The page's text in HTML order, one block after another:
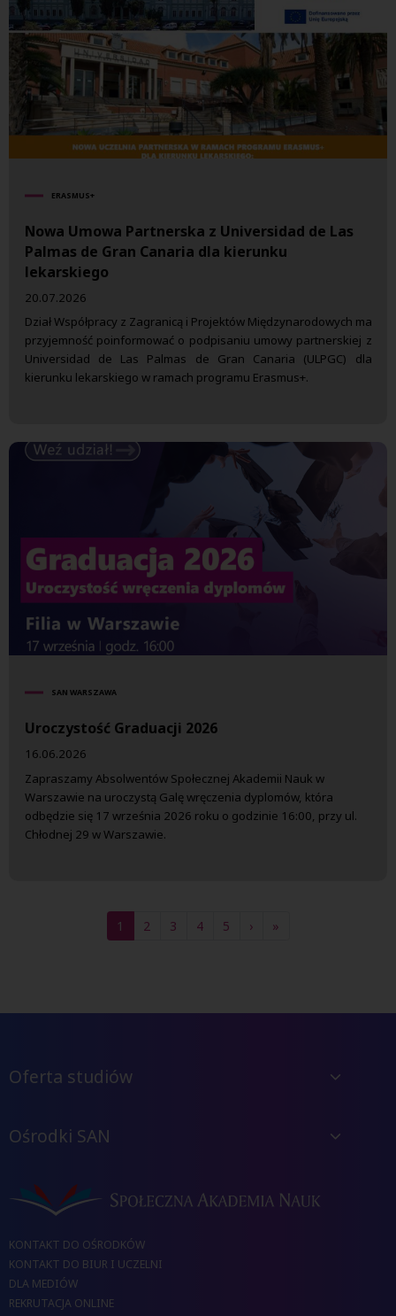
ERASMUS+
Nowa Umowa Partnerska z Universidad de Las
Palmas de Gran Canaria dla kierunku
lekarskiego
20.07.2026
Dział Współpracy z Zagranicą i Projektów Międzynarodowych ma
przyjemność poinformować o podpisaniu umowy partnerskiej z
Universidad de Las Palmas de Gran Canaria (ULPGC) dla
kierunku lekarskiego w ramach programu Erasmus+.
SAN WARSZAWA
Uroczystość Graduacji 2026
16.06.2026
Zapraszamy Absolwentów Społecznej Akademii Nauk w
Warszawie na uroczystą Galę wręczenia dyplomów, która
odbędzie się 17 września 2026 roku o godzinie 16:00, przy ul.
Chłodnej 29 w Warszawie.
1 2 3 4 5 › »
Oferta studiów
Ośrodki SAN
KONTAKT DO OŚRODKÓW
KONTAKT DO BIUR I UCZELNI
DLA MEDIÓW
REKRUTACJA ONLINE